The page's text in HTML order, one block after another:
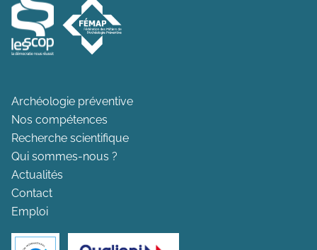
Archéologie préventive
Nos compétences
Recherche scientifique
Qui sommes-nous ?
Actualités
Contact
Emploi